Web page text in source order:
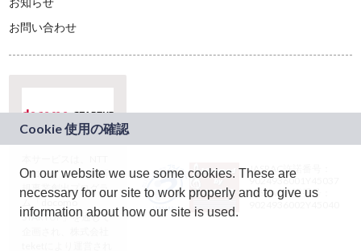
お問い合わせ
ドコモグループの新
規事業創出プログラ
ム「docomo
STARTUP」を通じて
JASRAC許諾番号：
9024936001Y45037
JASRAC許諾番号：
On our website we use some cookies. These are
necessary for our site to work properly and to give us
information about how our site is used.